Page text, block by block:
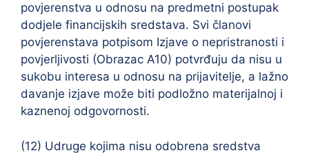
povjerenstva u odnosu na predmetni postupak
dodjele financijskih sredstava. Svi članovi
povjerenstava potpisom Izjave o nepristranosti i
povjerljivosti (Obrazac A10) potvrđuju da nisu u
sukobu interesa u odnosu na prijavitelje, a lažno
davanje izjave može biti podložno materijalnoj i
kaznenoj odgovornosti.
(12) Udruge kojima nisu odobrena sredstva